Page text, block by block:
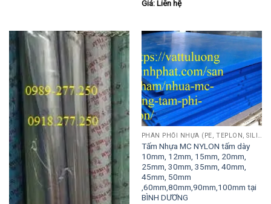
Giá: Liên hệ
PHÂN PHỐI NHỰA (PE, TEPLON, SILICON, PHÍP CÁCH ĐIỆN, POM...)
Tấm Nhựa MC NYLON tấm dày
10mm, 12mm, 15mm, 20mm,
25mm, 30mm, 35mm, 40mm,
45mm, 50mm
,60mm,80mm,90mm,100mm tại
BÌNH DƯƠNG